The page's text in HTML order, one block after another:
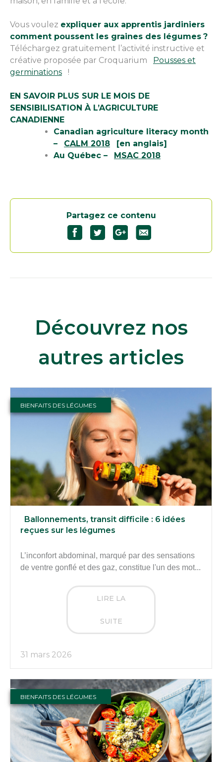
Vous voulez expliquer aux apprentis jardiniers
comment poussent les graines des légumes ?
Téléchargez gratuitement l’activité instructive et
créative proposée par Croquarium
Pousses et
germinations
!
EN SAVOIR PLUS SUR LE MOIS DE
SENSIBILISATION À L’AGRICULTURE
CANADIENNE
Canadian agriculture literacy month
–
CALM 2018
[en anglais]
Au Québec –
MSAC 2018
Partagez ce contenu
Découvrez nos
autres articles
BIENFAITS DES LÉGUMES
Ballonnements, transit difficile : 6 idées
reçues sur les légumes
L’inconfort abdominal, marqué par des sensations
de ventre gonflé et des gaz, constitue l'un des mot...
LIRE LA
SUITE
31 mars 2026
BIENFAITS DES LÉGUMES